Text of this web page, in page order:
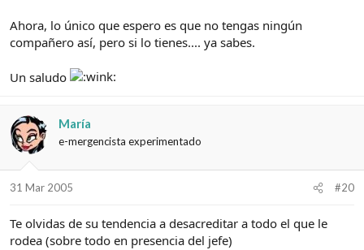
Ahora, lo único que espero es que no tengas ningún
compañero así, pero si lo tienes.... ya sabes.
Un saludo
María
e-mergencista experimentado
31 Mar 2005 #20
Te olvidas de su tendencia a desacreditar a todo el que le
rodea (sobre todo en presencia del jefe)